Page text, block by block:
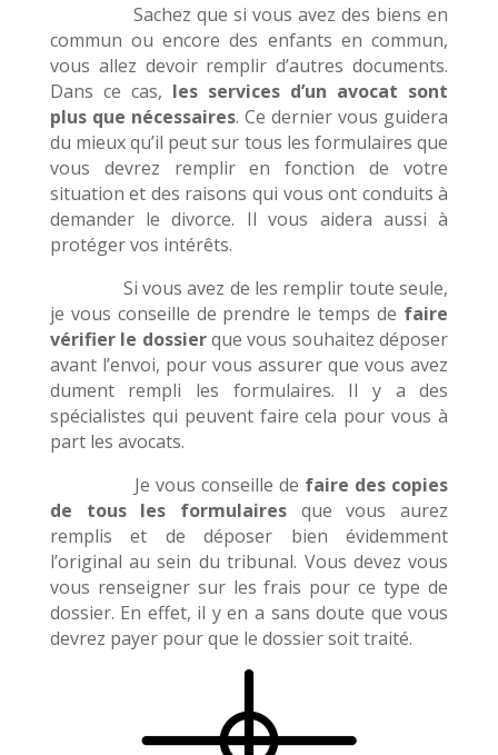
Sachez que si vous avez des biens en
commun ou encore des enfants en commun,
vous allez devoir remplir d’autres documents.
Dans ce cas, les services d’un avocat sont
plus que nécessaires. Ce dernier vous guidera
du mieux qu’il peut sur tous les formulaires que
vous devrez remplir en fonction de votre
situation et des raisons qui vous ont conduits à
demander le divorce. Il vous aidera aussi à
protéger vos intérêts.
Si vous avez de les remplir toute seule,
je vous conseille de prendre le temps de faire
vérifier le dossierque vous souhaitez déposer
avant l’envoi, pour vous assurer que vous avez
dument rempli les formulaires. Il y a des
spécialistes qui peuvent faire cela pour vous à
part les avocats.
Je vous conseille de faire des copies
de tous les formulaires que vous aurez
remplis et de déposer bien évidemment
l’original au sein du tribunal. Vous devez vous
vous renseigner sur les frais pour ce type de
dossier. En effet, il y en a sans doute que vous
devrez payer pour que le dossier soit traité.